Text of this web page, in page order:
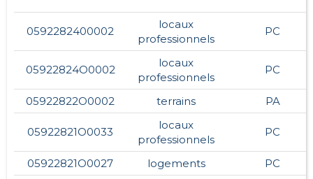
0592282400002
locaux
professionnels
PC
05922824O0002
locaux
professionnels
PC
05922822O0002 terrains PA
05922821O0033
locaux
professionnels
PC
05922821O0027 logements
PC